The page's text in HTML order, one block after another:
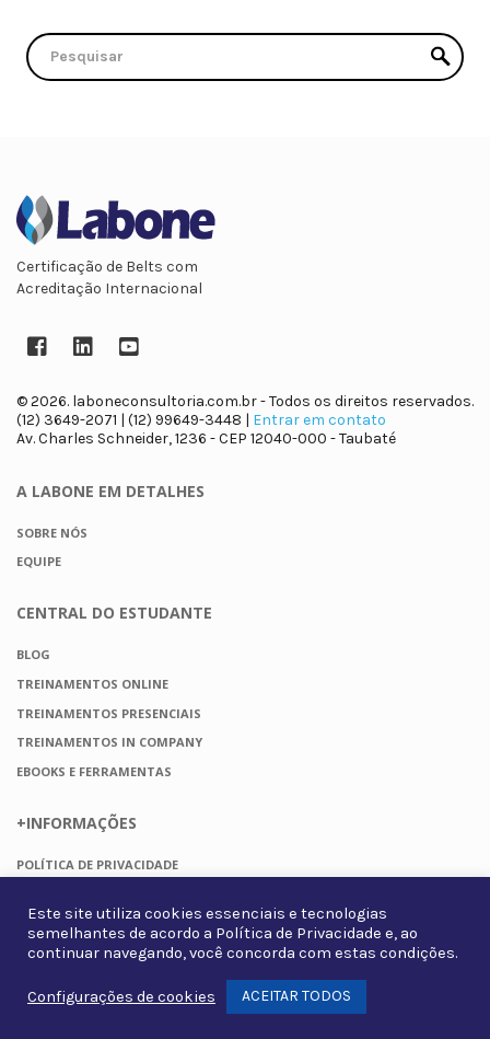
Certificação de Belts com
Acreditação Internacional
Facebook
LinkedInYouTube
© 2026. laboneconsultoria.com.br - Todos os direitos reservados.
(12) 3649-2071 | (12) 99649-3448 | Entrar em contato
Av. Charles Schneider, 1236 - CEP 12040-000 - Taubaté
A LABONE EM DETALHES
SOBRE NÓS
EQUIPE
CENTRAL DO ESTUDANTE
BLOG
TREINAMENTOS ONLINE
TREINAMENTOS PRESENCIAIS
TREINAMENTOS IN COMPANY
EBOOKS E FERRAMENTAS
+INFORMAÇÕES
POLÍTICA DE PRIVACIDADE
FAQ
CONTATO
Este site utiliza cookies essenciais e tecnologias
semelhantes de acordo a Política de Privacidade e, ao
continuar navegando, você concorda com estas condições.
Configurações de cookies ACEITAR TODOS